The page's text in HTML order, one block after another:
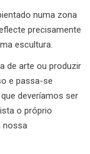
numa zona
precisamente
escultura.
de arte ou produzir
e passa-se
deveríamos ser
o próprio
nossa